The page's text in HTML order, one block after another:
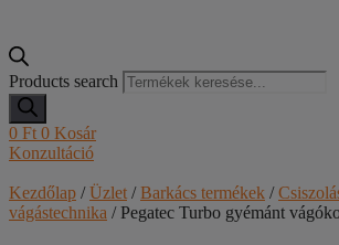
Products search
0 Ft 0 Kosár
Konzultáció
Kezdőlap /Üzlet /Barkács termékek /
vágástechnika / Pegatec Turbo gyémánt